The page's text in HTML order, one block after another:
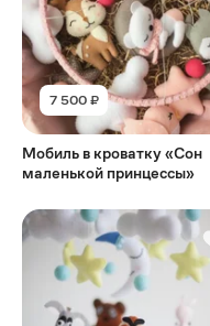
7 500 ₽
Мобиль в кроватку «Сон
маленькой принцессы»